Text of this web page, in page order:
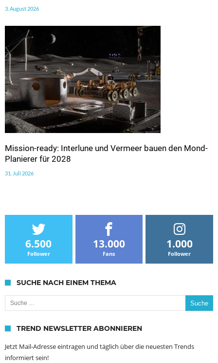
3. August 2026
Mission-ready: Interlune und Vermeer bauen den Mond-
Planierer für 2028
31. Juli 2026
6.500
Follower
13.000
Fans
1.000
Follower
SUCHE NACH EINEM THEMA
Suche nach:
TREND NEWSLETTER ABONNIEREN
Jetzt Mail-Adresse eintragen und täglich über die neuesten Trends
informiert sein!